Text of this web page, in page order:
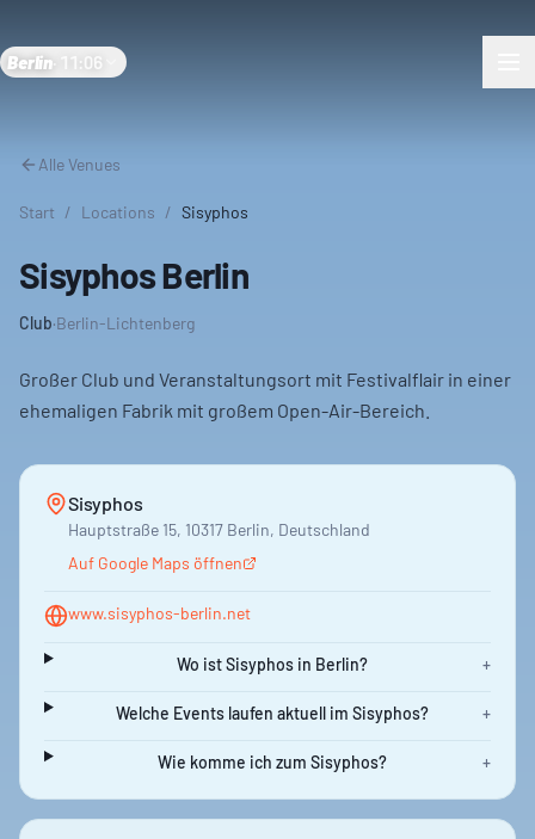
Berlin 11:06
Alle Venues
Start / Locations / Sisyphos
Sisyphos Berlin
Club·Berlin-Lichtenberg
Großer Club und Veranstaltungsort mit Festivalflair in einer
ehemaligen Fabrik mit großem Open-Air-Bereich.
Sisyphos
Hauptstraße 15, 10317 Berlin, Deutschland
Auf Google Maps öffnen
www.sisyphos-berlin.net
Wo ist Sisyphos in Berlin? +
Welche Events laufen aktuell im Sisyphos? +
Wie komme ich zum Sisyphos? +